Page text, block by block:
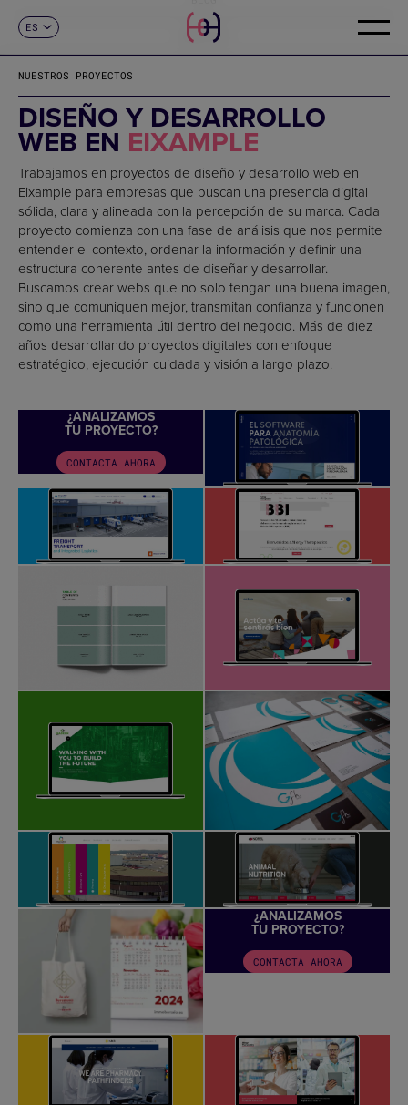
ES
FR
DE
IT
PT
CONTACTO
NUESTROS PROYECTOS
DISEÑO Y DESARROLLO
WEB EN EIXAMPLE
Trabajamos en proyectos de diseño y desarrollo web en
Eixample para empresas que buscan una presencia digital
sólida, clara y alineada con la percepción de su marca. Cada
proyecto comienza con una fase de análisis que nos permite
entender el contexto, ordenar la información y definir una
estructura coherente antes de diseñar y desarrollar.
Buscamos crear webs que no solo tengan una buena imagen,
sino que comuniquen mejor, transmitan confianza y funcionen
como una herramienta útil dentro del negocio. Más de diez
años desarrollando proyectos digitales con enfoque
estratégico, ejecución cuidada y visión a largo plazo.
¿ANALIZAMOS
TU PROYECTO?
CONTACTA AHORA
¿ANALIZAMOS
TU PROYECTO?
CONTACTA AHORA